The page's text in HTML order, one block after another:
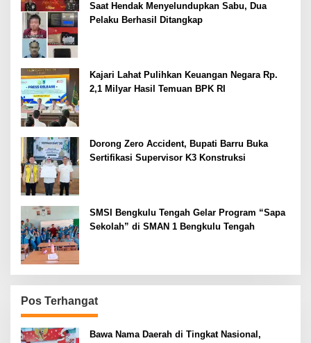
Saat Hendak Menyelundupkan Sabu, Dua
Pelaku Berhasil Ditangkap
Kajari Lahat Pulihkan Keuangan Negara Rp.
2,1 Milyar Hasil Temuan BPK RI
Dorong Zero Accident, Bupati Barru Buka
Sertifikasi Supervisor K3 Konstruksi
SMSI Bengkulu Tengah Gelar Program “Sapa
Sekolah” di SMAN 1 Bengkulu Tengah
Pos Terhangat
Bawa Nama Daerah di Tingkat Nasional,